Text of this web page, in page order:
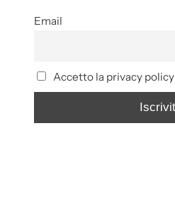
Email
Accetto la privacy policy